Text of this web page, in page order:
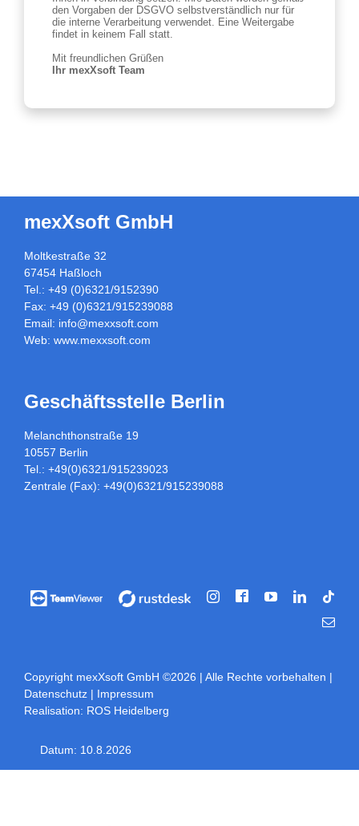
den Vorgaben der DSGVO selbstverständlich nur für
die interne Verarbeitung verwendet. Eine Weitergabe
findet in keinem Fall statt.
Mit freundlichen Grüßen
Ihr mexXsoft Team
mexXsoft GmbH
Moltkestraße 32
67454 Haßloch
Tel.: +49 (0)6321/9152390
Fax: +49 (0)6321/915239088
Email: info@mexxsoft.com
Web: www.mexxsoft.com
Geschäftsstelle Berlin
Melanchthonstraße 19
10557 Berlin
Tel.: +49(0)6321/915239023
Zentrale (Fax): +49(0)6321/915239088
Vorführung
/
Vorführung
InstagramFacebookYouTubeLinkedIn
E-
Copyright mexXsoft GmbH ©2026 | Alle Rechte vorbehalten |
Datenschutz | Impressum
Realisation: ROS Heidelberg
Datum: 10.8.2026